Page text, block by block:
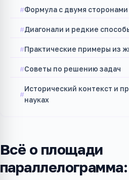
Формула с двумя сторонами
Диагонали и редкие
Практические примеры из
Советы по решению задач
Исторический контекст и
науках
Всё о площади